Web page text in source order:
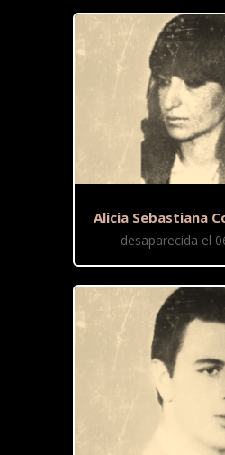
Alicia Sebastiana
desaparecida el